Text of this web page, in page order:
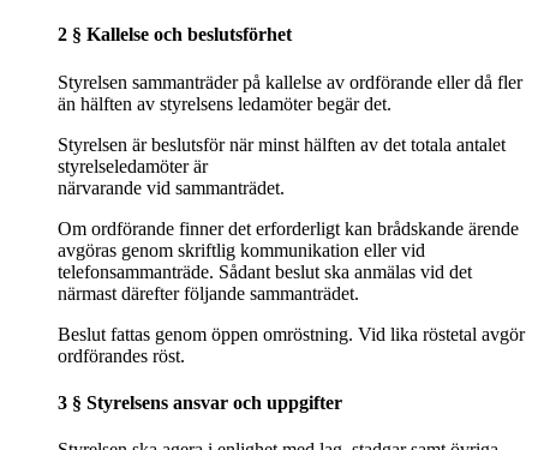
2 § Kallelse och beslutsförhet
Styrelsen sammanträder på kallelse av ordförande eller då fler
än hälften av styrelsens ledamöter begär det.
Styrelsen är beslutsför när minst hälften av det totala antalet
styrelseledamöter är
närvarande vid sammanträdet.
Om ordförande finner det erforderligt kan brådskande ärende
avgöras genom skriftlig kommunikation eller vid
telefonsammanträde. Sådant beslut ska anmälas vid det
närmast därefter följande sammanträdet.
Beslut fattas genom öppen omröstning. Vid lika röstetal avgör
ordförandes röst.
3 § Styrelsens ansvar och uppgifter